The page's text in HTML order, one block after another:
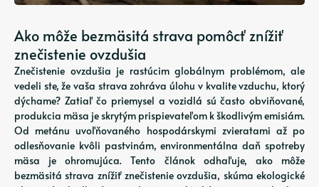
Ako môže bezmäsitá strava pomôcť znížiť
znečistenie ovzdušia
Znečistenie ovzdušia je rastúcim globálnym problémom, ale
vedeli ste, že vaša strava zohráva úlohu v kvalite vzduchu, ktorý
dýchame? Zatiaľ čo priemysel a vozidlá sú často obviňované,
produkcia mäsa je skrytým prispievateľom k škodlivým emisiám.
Od metánu uvoľňovaného hospodárskymi zvieratami až po
odlesňovanie kvôli pastvinám, environmentálna daň spotreby
mäsa je ohromujúca. Tento článok odhaľuje, ako môže
bezmäsitá strava znížiť znečistenie ovzdušia, skúma ekologické